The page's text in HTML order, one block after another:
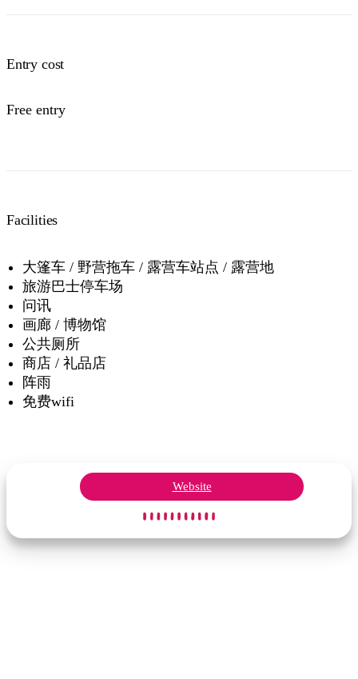
Entry cost
Free entry
Facilities
大篷车 / 野营拖车 / 露营车站点 / 露营地
旅游巴士停车场
问讯
画廊 / 博物馆
公共厕所
商店 / 礼品店
阵雨
免费wifi
Website